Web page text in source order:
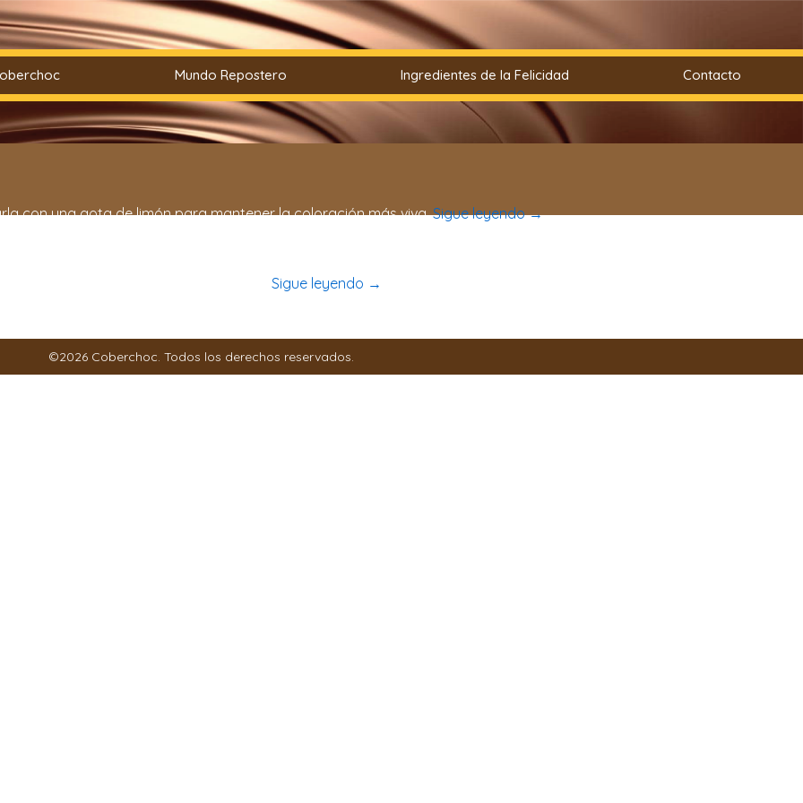
Mundo Repostero Ingredientes de la Felicidad Contacto
con una gota de limón para mantener la coloración más viva.Sigue leyendo→
maría (durante diez o quince minutos). Sigue leyendo →
©2026 Coberchoc. Todos los derechos reservados.